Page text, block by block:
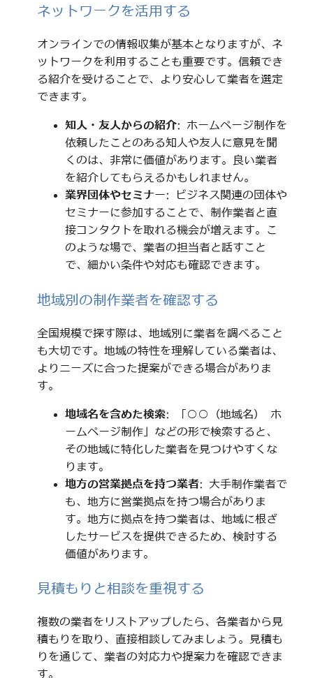
ネットワークを活用する
オンラインでの情報収集が基本となりますが、ネ
ットワークを利用することも重要です。信頼でき
る紹介を受けることで、より安心して業者を選定
できます。
知人・友人からの紹介: ホームページ制作を
依頼したことのある知人や友人に意見を聞
くのは、非常に価値があります。良い業者
を紹介してもらえるかもしれません。
業界団体やセミナー: ビジネス関連の団体や
セミナーに参加することで、制作業者と直
接コンタクトを取れる機会が増えます。こ
のような場で、業者の担当者と話すこと
で、細かい条件や対応も確認できます。
地域別の制作業者を確認する
全国規模で探す際は、地域別に業者を調べること
も大切です。地域の特性を理解している業者は、
よりニーズに合った提案ができる場合がありま
す。
地域名を含めた検索: 「○○（地域名） ホ
ームページ制作」などの形で検索すると、
その地域に特化した業者を見つけやすくな
ります。
地方の営業拠点を持つ業者: 大手制作業者で
も、地方に営業拠点を持つ場合がありま
す。地方に拠点を持つ業者は、地域に根ざ
したサービスを提供できるため、検討する
価値があります。
見積もりと相談を重視する
複数の業者をリストアップしたら、各業者から見
積もりを取り、直接相談してみましょう。見積も
りを通じて、業者の対応力や提案力を確認できま
す。